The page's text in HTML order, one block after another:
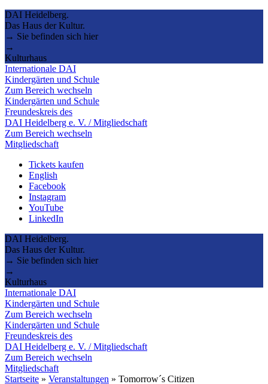
DAI Heidelberg.
Das Haus der Kultur.
→ Sie befinden sich hier
→
Kulturhaus
Internationale DAI
Kindergärten und Schule
Zum Bereich wechseln
Kindergärten und Schule
Freundeskreis des
DAI Heidelberg e. V. / Mitgliedschaft
Zum Bereich wechseln
Mitgliedschaft
Tickets kaufen
English
Facebook
Instagram
YouTube
LinkedIn
DAI Heidelberg.
Das Haus der Kultur.
→ Sie befinden sich hier
→
Kulturhaus
Internationale DAI
Kindergärten und Schule
Zum Bereich wechseln
Kindergärten und Schule
Freundeskreis des
DAI Heidelberg e. V. / Mitgliedschaft
Zum Bereich wechseln
Mitgliedschaft
Startseite » Veranstaltungen » Tomorrow´s Citizen